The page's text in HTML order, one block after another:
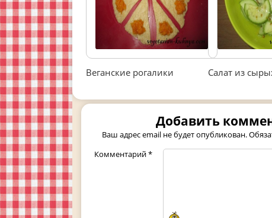
Веганские рогалики Салат из
Добавить
Ваш адрес email не будет опубликован.
Комментарий*